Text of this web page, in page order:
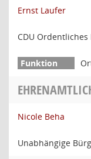
Ernst Laufer
CDU
Nicole Beha
Unabhängige